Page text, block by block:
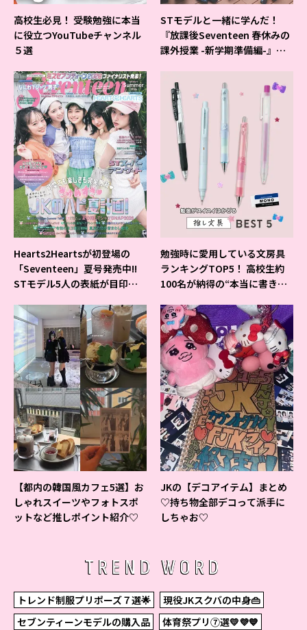
高校生必見！ 受験勉強に本当
に役立つYouTubeチャンネル
５選
STモデルと一緒に学んだ！
『放課後Seventeen 春休みの
課外授業 -新学期準備編-』イ
Hearts2Heartsが初登場の
「Seventeen」夏号発売中!!
STモデル5人の表紙が目印だ
勉強時に愛用している文房具
ランキングTOP5！ 高校生約
100名が納得の“本当に書きや
【都内の韓国風カフェ5選】お
しゃれスイーツやフォトスポ
ットなど推しポイント紹介♡
JKの【デコアイテム】まとめ
♡持ち物全部デコって派手に
しちゃお♡
TREND WORD
トレンド制服プリポーズ７選🌟
現役JKスクバの中身👜
セブンティーンモデルの購入品
体育祭プリ⑦選💛💜💙